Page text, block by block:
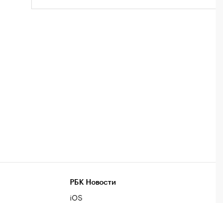
РБК Новости
iOS